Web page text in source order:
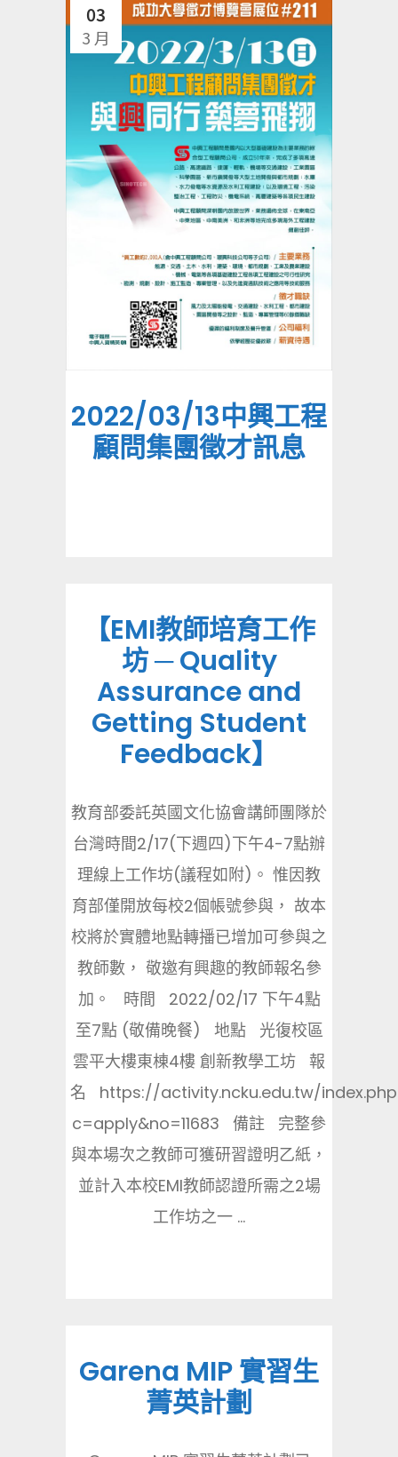
03
3 月
2022/03/13中興工程
顧問集團徵才訊息
【EMI教師培育工作
坊 ─ Quality
Assurance and
Getting Student
Feedback】
教育部委託英國文化協會講師團隊於
台灣時間2/17(下週四)下午4-7點辦
理線上工作坊(議程如附)。 惟因教
育部僅開放每校2個帳號參與， 故本
校將於實體地點轉播已增加可參與之
教師數， 敬邀有興趣的教師報名參
加。 時間 2022/02/17 下午4點
至7點 (敬備晚餐) 地點 光復校區
雲平大樓東棟4樓 創新教學工坊 報
名 https://activity.ncku.edu.tw/
c=apply&no=11683 備註 完整參
與本場次之教師可獲研習證明乙紙，
並計入本校EMI教師認證所需之2場
工作坊之一 ...
Garena MIP 實習生
菁英計劃